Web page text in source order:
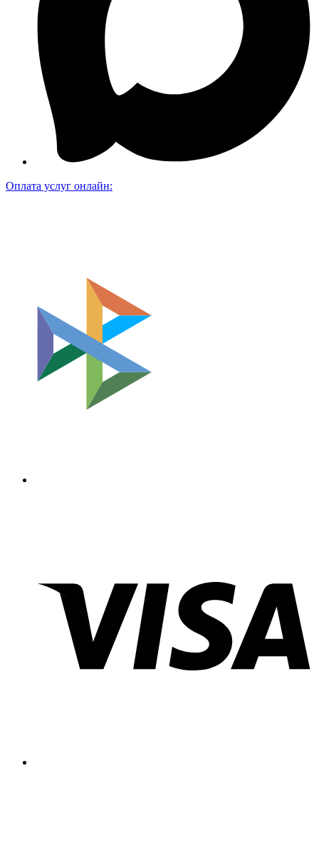
Оплата услуг онлайн: